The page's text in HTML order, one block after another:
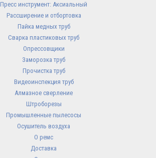
Пресс инструмент: Аксиальный
Рассширение и отбортовка
Пайка медных труб
Сварка пластиковых труб
Опрессовщики
Заморозка труб
Прочистка труб
Видеоинспекция труб
Алмазное сверление
Штроборезы
Промышленные пылесосы
Осушитель воздуха
О ремс
Доставка